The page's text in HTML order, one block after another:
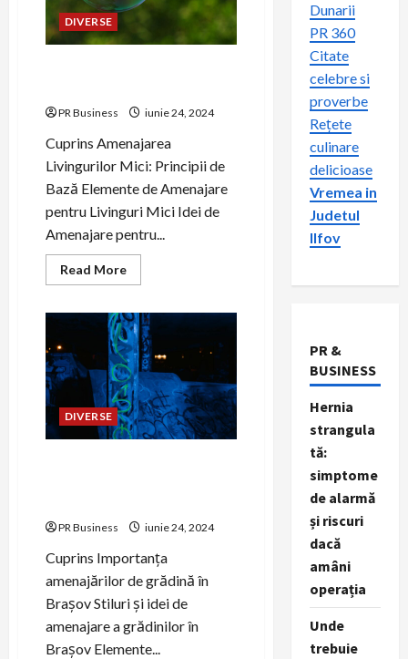
DIVERSE
PR Business iunie 24, 2024
Cuprins Amenajarea
Livingurilor Mici: Principii de
Bază Elemente de Amenajare
pentru Livinguri Mici Idei de
Amenajare pentru...
Read MoreRead
more
Eficientă
a
Livingurilor
Mici
DIVERSE
PR Business iunie 24, 2024
Cuprins Importanța
amenajărilor de grădină în
Brașov Stiluri și idei de
amenajare a grădinilor în
Brașov Elemente...
Dunarii
PR 360
Citate
celebre si
proverbe
Rețete
culinare
delicioase
Vremea in
Judetul
Ilfov
PR &
BUSINESS
Hernia
strangula
tă:
simptome
de alarmă
și riscuri
dacă
amâni
operația
Unde
trebuie